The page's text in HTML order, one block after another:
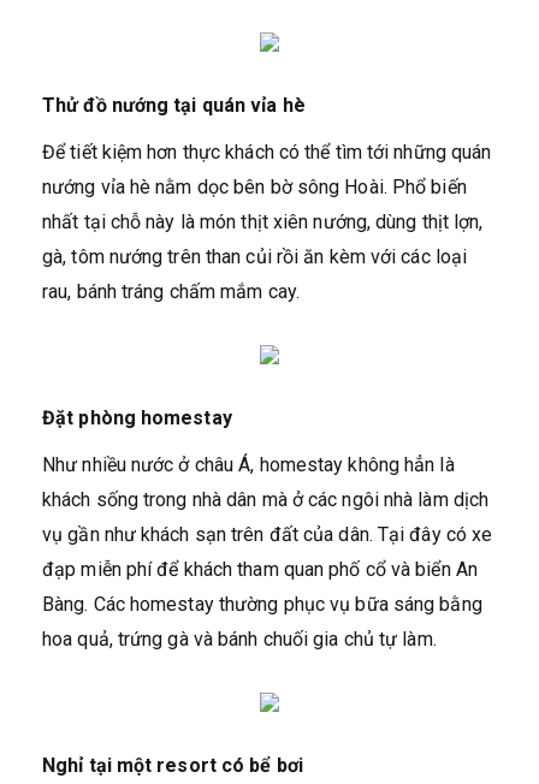
Thử đồ nướng tại quán vỉa hè
Để tiết kiệm hơn thực khách có thể tìm tới những quán
nướng vỉa hè nằm dọc bên bờ sông Hoài. Phổ biến
nhất tại chỗ này là món thịt xiên nướng, dùng thịt lợn,
gà, tôm nướng trên than củi rồi ăn kèm với các loại
rau, bánh tráng chấm mắm cay.
Đặt phòng homestay
Như nhiều nước ở châu Á, homestay không hẳn là
khách sống trong nhà dân mà ở các ngôi nhà làm dịch
vụ gần như khách sạn trên đất của dân. Tại đây có xe
đạp miễn phí để khách tham quan phố cổ và biển An
Bàng. Các homestay thường phục vụ bữa sáng bằng
hoa quả, trứng gà và bánh chuối gia chủ tự làm.
Nghỉ tại một resort có bể bơi